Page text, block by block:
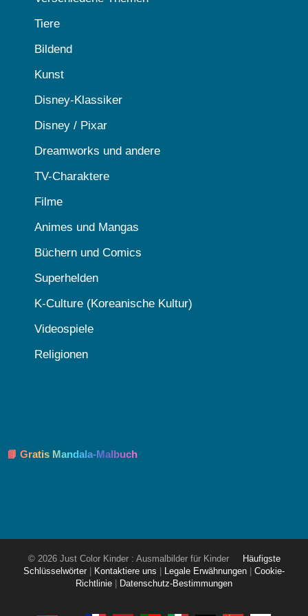
Tiere
Bildend
Kunst
Disney-Klassiker
Disney / Pixar
Dreamworks und andere
TV-Charaktere
Filme
Animes und Mangas
Büchern und Comics
Superhelden
K-Culture (Koreanische Kultur)
Videospiele
Religionen
📘 Gratis Mandala-Malbuch
© 2026 Just Color Kinder : Ausmalbilder für Kinder
Häufigste
Schlüsselwörter
Kontaktiere uns Legale Erwähnungen
Cookie-
Richtlinie
Datenschutz-Bestimmungen